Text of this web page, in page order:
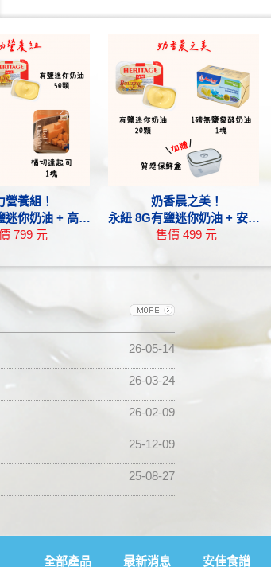
營養組！
高達起司塊 + 橘切達起司塊
799 元
奶香晨之美！
永紐 8G有鹽迷你奶油 + 安佳 454g無鹽發酵奶油
售價 499 元
26-05-14
26-03-24
26-02-09
25-12-09
25-08-27
全部產品 最新消息 安佳食譜